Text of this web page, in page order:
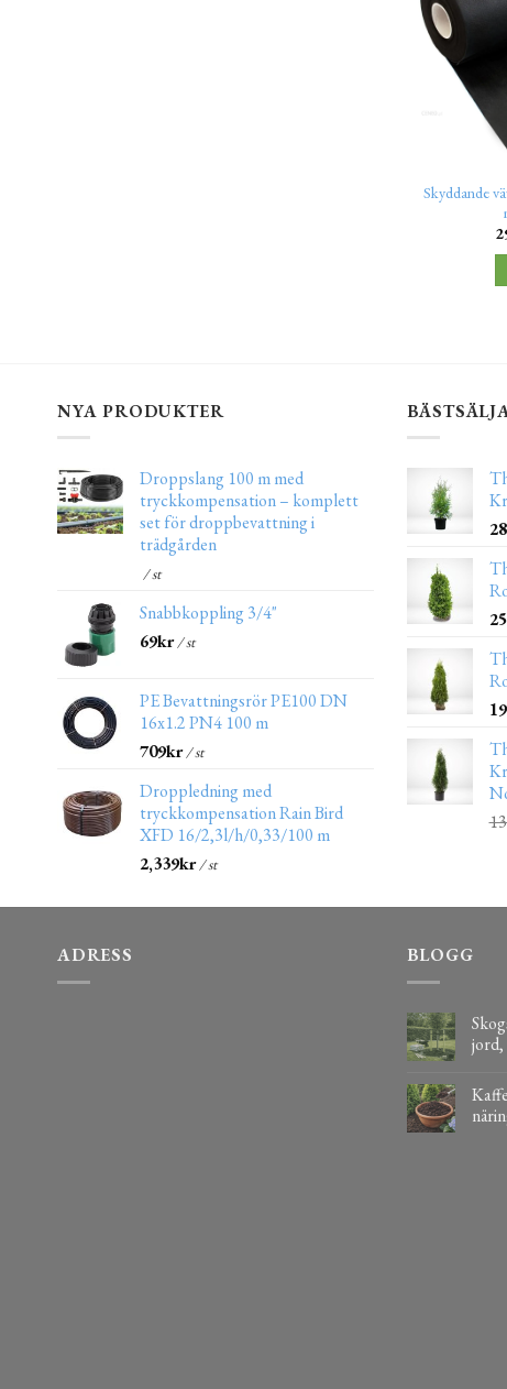
Skyddande
NYA PRODUKTER
Droppslang 100 m med
tryckkompensation – komplett
set för droppbevattning i
trädgården
/ st
Snabbkoppling 3/4"
69kr/ st
PE Bevattningsrör PE100 DN
16x1.2 PN4 100 m
709kr/ st
Droppledning med
tryckkompensation Rain Bird
XFD 16/2,3l/h/0,33/100 m
2,339kr/ st
28
ADRESS BLOGG
jord,